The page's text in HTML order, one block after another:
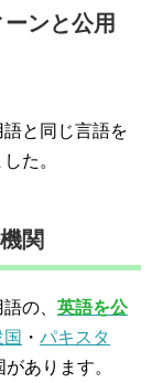
ンと公用
と同じ言語を
た。
関
の、 英語を公
・ パキスタ
あります。